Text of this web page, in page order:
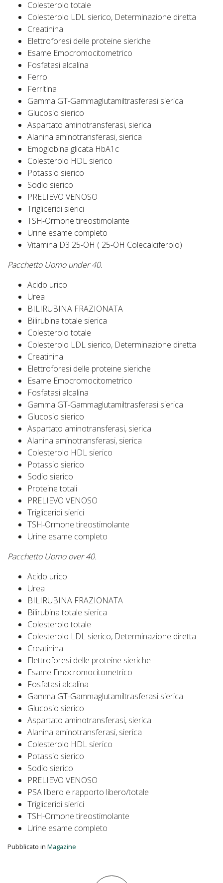
Colesterolo totale
Colesterolo LDL sierico, Determinazione diretta
Creatinina
Elettroforesi delle proteine sieriche
Esame Emocromocitometrico
Fosfatasi alcalina
Ferro
Ferritina
Gamma GT-Gammaglutamiltrasferasi sierica
Glucosio sierico
Aspartato aminotransferasi, sierica
Alanina aminotransferasi, sierica
Emoglobina glicata HbA1c
Colesterolo HDL sierico
Potassio sierico
Sodio sierico
PRELIEVO VENOSO
Trigliceridi sierici
TSH-Ormone tireostimolante
Urine esame completo
Vitamina D3 25-OH ( 25-OH Colecalciferolo)
Pacchetto Uomo under 40.
Acido urico
Urea
BILIRUBINA FRAZIONATA
Bilirubina totale sierica
Colesterolo totale
Colesterolo LDL sierico, Determinazione diretta
Creatinina
Elettroforesi delle proteine sieriche
Esame Emocromocitometrico
Fosfatasi alcalina
Gamma GT-Gammaglutamiltrasferasi sierica
Glucosio sierico
Aspartato aminotransferasi, sierica
Alanina aminotransferasi, sierica
Colesterolo HDL sierico
Potassio sierico
Sodio sierico
Proteine totali
PRELIEVO VENOSO
Trigliceridi sierici
TSH-Ormone tireostimolante
Urine esame completo
Pacchetto Uomo over 40.
Acido urico
Urea
BILIRUBINA FRAZIONATA
Bilirubina totale sierica
Colesterolo totale
Colesterolo LDL sierico, Determinazione diretta
Creatinina
Elettroforesi delle proteine sieriche
Esame Emocromocitometrico
Fosfatasi alcalina
Gamma GT-Gammaglutamiltrasferasi sierica
Glucosio sierico
Aspartato aminotransferasi, sierica
Alanina aminotransferasi, sierica
Colesterolo HDL sierico
Potassio sierico
Sodio sierico
PRELIEVO VENOSO
PSA libero e rapporto libero/totale
Trigliceridi sierici
TSH-Ormone tireostimolante
Urine esame completo
Pubblicato in Magazine